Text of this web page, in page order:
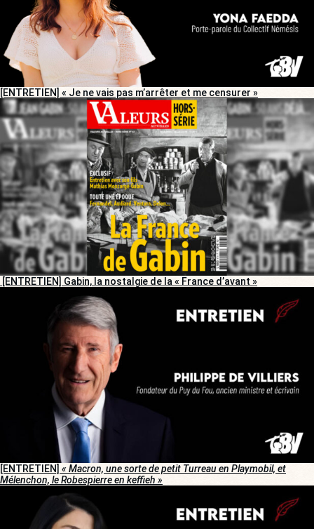
[ENTRETIEN] « Je ne vais pas m’arrêter et me censurer »
[ENTRETIEN] Gabin, la nostalgie de la « France d’avant »
[ENTRETIEN] « Macron, une sorte de petit Turreau en Playmobil, et
Mélenchon, le Robespierre en keffieh »